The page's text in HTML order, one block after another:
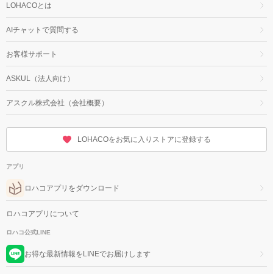
LOHACOとは
AIチャットで質問する
お客様サポート
ASKUL（法人向け）
アスクル株式会社（会社概要）
LOHACOをお気に入りストアに登録する
アプリ
ロハコアプリをダウンロード
ロハコアプリについて
ロハコ公式LINE
お得な最新情報をLINEでお届けします